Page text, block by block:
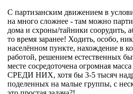
С партизанским движением в
на много сложнее - там можно
дома и схроны/тайники соорудить,
то время заранее! Ходить, особо,
населённом пункте, нахождение в
работой, решением естественных
месте сосредоточена огромная
СРЕДИ НИХ, хотя бы 3-5 тысяч
поделенных на малые группы, с